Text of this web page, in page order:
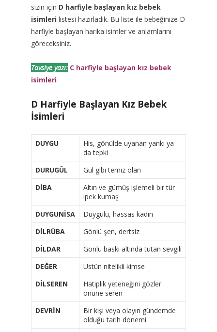
sizin için D harfiyle başlayan kız bebek
isimleri listesi hazırladık. Bu liste ile bebeğinize D
harfiyle başlayan harika isimler ve anlamlarını
göreceksiniz.
Tavsiye yazı: C harfiyle başlayan kız bebek
isimleri
D Harfiyle Başlayan Kız Bebek
İsimleri
DUYGU
His, gönülde uyanan yankı ya
da tepki
DURUGÜL
Gül gibi temiz olan
DİBA
Altın ve gümüş işlemeli bir tür
ipek kumaş
DUYGUNİSA
Duygulu, hassas kadın
DİLRÜBA
Gönlü şen, dertsiz
DİLDAR
Gönlü baskı altında tutan sevgili
DEĞER
Üstün nitelikli kimse
DİLSEREN
Hatiplik yeteneğini gözler
önüne seren
DEVRİN
Bir kişi veya olayın gündemde
olduğu tarih dönemi